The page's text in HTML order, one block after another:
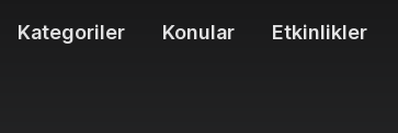
Kategoriler Konular Etkinlikler